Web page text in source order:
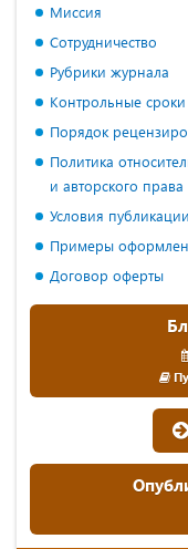
Миссия
Сотрудничество
Рубрики журнала
Контрольные сроки
Порядок
Политика
и авторского права
Условия публикации
Примеры
Договор оферты